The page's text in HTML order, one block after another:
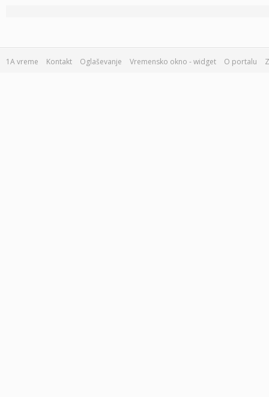
1A vreme Kontakt Oglaševanje Vremensko okno - widget O portalu